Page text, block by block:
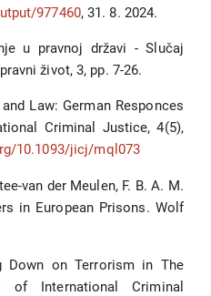
977460, 31. 8. 2024.
u pravnoj državi - Slučaj
život, 3, pp. 7-26.
Law: German Responces
Criminal Justice, 4(5),
10.1093/jicj/mql073
van der Meulen, F. B. A. M.
in European Prisons. Wolf
Down on Terrorism in The
of International Criminal